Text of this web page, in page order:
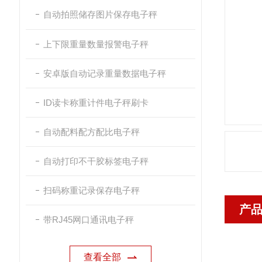
自动拍照储存图片保存电子秤
上下限重量数量报警电子秤
安卓版自动记录重量数据电子秤
ID读卡称重计件电子秤刷卡
自动配料配方配比电子秤
自动打印不干胶标签电子秤
扫码称重记录保存电子秤
带RJ45网口通讯电子秤
查看全部
产